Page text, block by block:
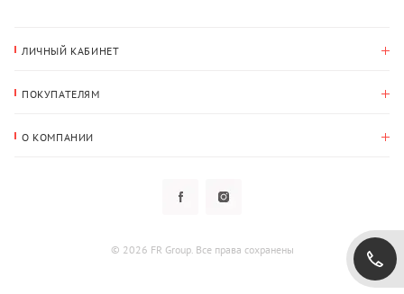
ЛИЧНЫЙ КАБИНЕТ
Адрес для доставки
ПОКУПАТЕЛЯМ
О КОМПАНИИ
Политика конфиденциальности
Пользовательское соглашение© 2026 FR Group. Все права сохранены